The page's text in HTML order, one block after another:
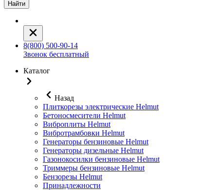
Найти
8(800) 500-90-14
Звонок бесплатный
Каталог
Назад
Плиткорезы электрические Helmut
Бетоносмесители Helmut
Виброплиты Helmut
Вибротрамбовки Helmut
Генераторы бензиновые Helmut
Генераторы дизельные Helmut
Газонокосилки бензиновые Helmut
Триммеры бензиновые Helmut
Бензорезы Helmut
Принадлежности